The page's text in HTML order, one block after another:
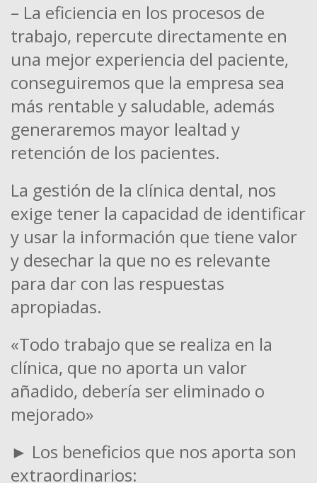
– La eficiencia en los procesos de
trabajo, repercute directamente en
una mejor experiencia del paciente,
conseguiremos que la empresa sea
más rentable y saludable, además
generaremos mayor lealtad y
retención de los pacientes.
La gestión de la clínica dental, nos
exige tener la capacidad de identificar
y usar la información que tiene valor
y desechar la que no es relevante
para dar con las respuestas
apropiadas.
«Todo trabajo que se realiza en la
clínica, que no aporta un valor
añadido, debería ser eliminado o
mejorado»
► Los beneficios que nos aporta son
extraordinarios: